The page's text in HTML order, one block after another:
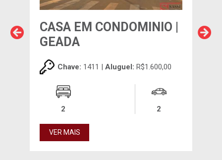
|
CASA EM CONDOMINIO |
GEADA
Chave: 1411 | Aluguel: R$1.600,00
2 2
VER MAIS